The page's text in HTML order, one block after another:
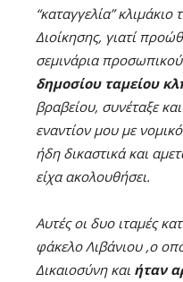
“καταγγελία”
Διοίκησης, γιατί
σεμινάρια προσωπικού
δημοσίου ταμείου
βραβείου, συνέταξε
εναντίον μου με
ήδη δικαστικά και
είχα ακολουθήσει.
Αυτές οι δυο ιταμές
φάκελο Λιβάνιου ,ο
Δικαιοσύνη και ήταν